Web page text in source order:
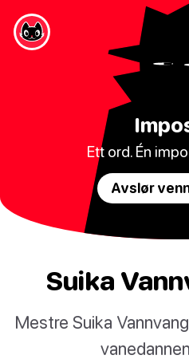
Ett ord. Én
Avslør
Suika
Mestre Suika